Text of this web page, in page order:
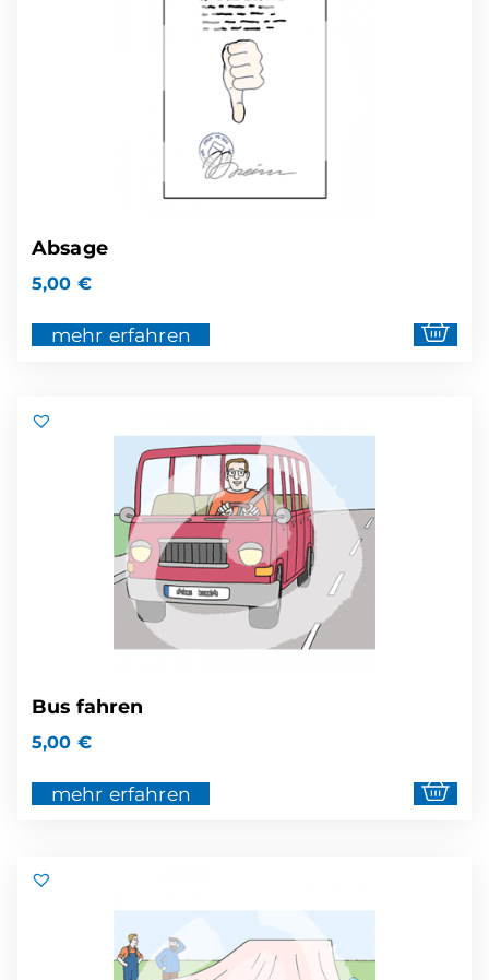
Absage
5,00 €
mehr erfahren
Bus fahren
5,00 €
mehr erfahren